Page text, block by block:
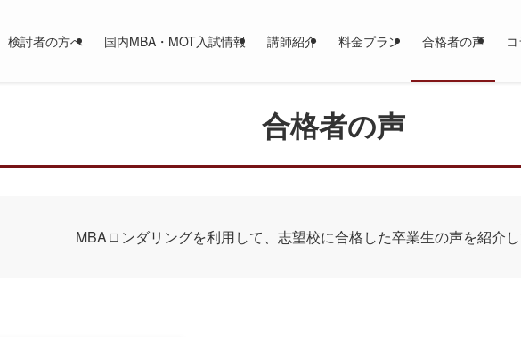
検討者の方へ 国内MBA・MOT入試情報 講師紹介 料金プラン 合格者の声
合格者の声
MBAロンダリングを利用して、志望校に合格した卒業生の声を紹介し